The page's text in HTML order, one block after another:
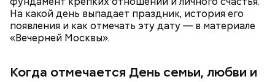
На какой день выпадает праздник, история его
появления и как отмечать эту дату — в материале
«Вечерней Москвы».
Когда отмечается День семьи, любви и